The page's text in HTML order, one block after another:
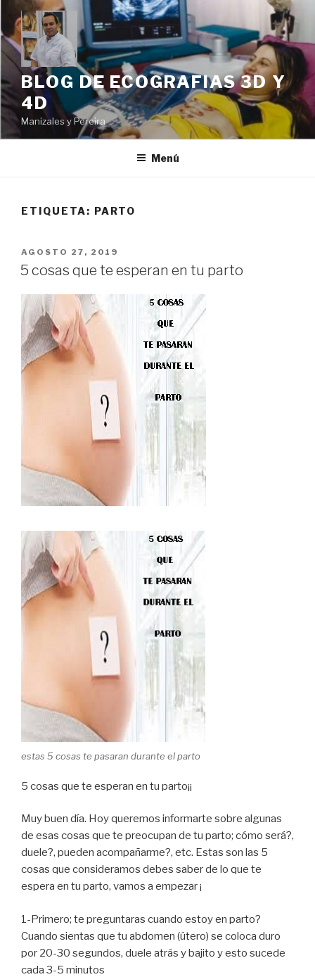
contenido
BLOG DE ECOGRAFIAS 3D Y
4D
Manizales y Pereira
Menú
ETIQUETA: PARTO
PUBLICADO
EN
AGOSTO 27, 2019
5 cosas que te esperan en tu parto
estas 5 cosas te pasaran durante el parto
5 cosas que te esperan en tu parto¡¡
Muy buen día. Hoy queremos informarte sobre algunas
de esas cosas que te preocupan de tu parto; cómo será?,
duele?, pueden acompañarme?, etc. Estas son las 5
cosas que consideramos debes saber de lo que te
espera en tu parto, vamos a empezar ¡
1-Primero; te preguntaras cuando estoy en parto?
Cuando sientas que tu abdomen (útero) se coloca duro
por 20-30 segundos, duele atrás y bajito y esto sucede
cada 3-5 minutos